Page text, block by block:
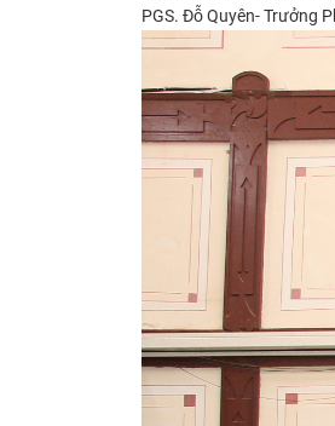
PGS. Đỗ Quyên- Trưởng